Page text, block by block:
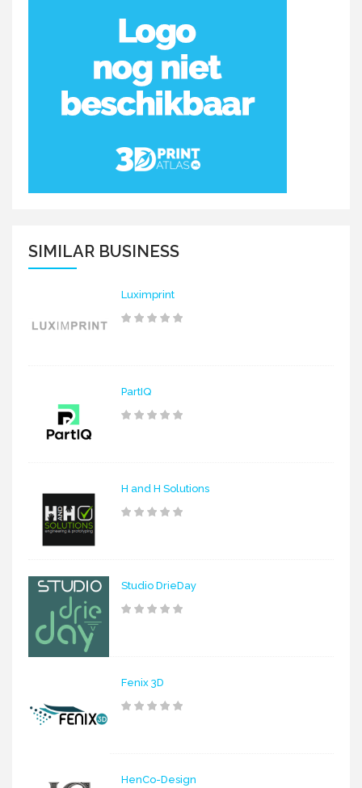
SIMILAR BUSINESS
Luximprint
PartIQ
H and H Solutions
Studio DrieDay
Fenix 3D
HenCo-Design